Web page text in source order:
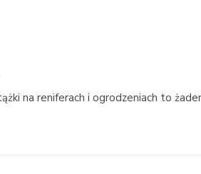
na reniferach i ogrodzeniach to